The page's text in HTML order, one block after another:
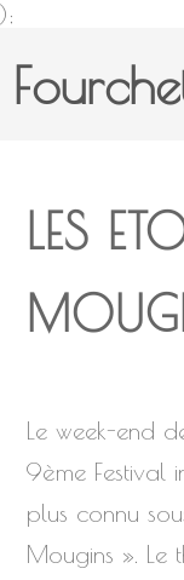
);
LES
Le week-end
9ème Festival
plus connu
Mougins ». Le